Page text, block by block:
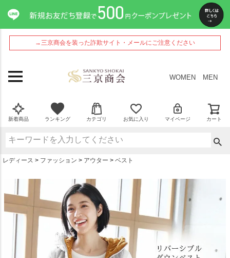
→三京商会を装った詐欺サイト・メールにご注意ください
WOMEN MEN
新着商品 ランキング カテゴリ お気に入り マイページ カート
レディース ファッション アウター ベスト
ペー
ジト
ップ
へ